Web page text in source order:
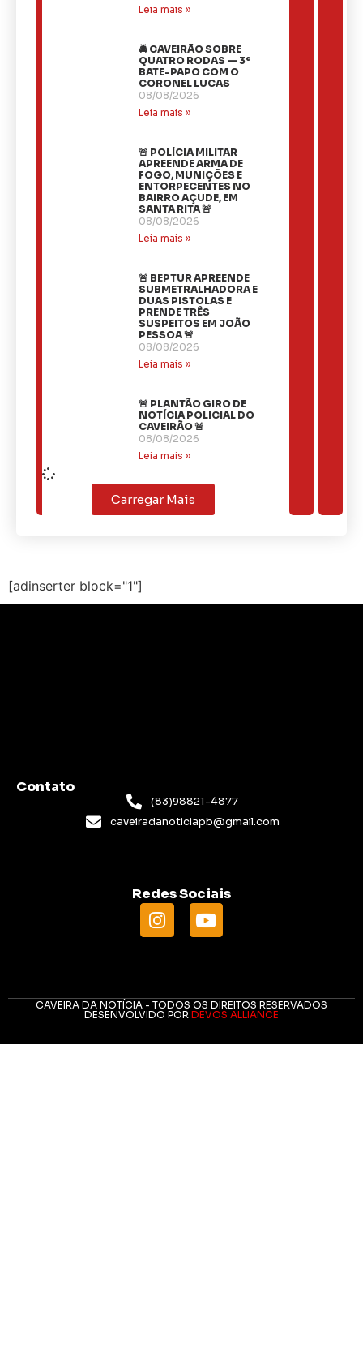
Leia mais »
🚔 CAVEIRÃO SOBRE
QUATRO RODAS — 3º
BATE-PAPO COM O
CORONEL LUCAS
08/08/2026
Leia mais »
🚨 POLÍCIA MILITAR
APREENDE ARMA DE
FOGO, MUNIÇÕES E
ENTORPECENTES NO
BAIRRO AÇUDE, EM
SANTA RITA 🚨
08/08/2026
Leia mais »
🚨 BEPTUR APREENDE
SUBMETRALHADORA E
DUAS PISTOLAS E
PRENDE TRÊS
SUSPEITOS EM JOÃO
PESSOA 🚨
08/08/2026
Leia mais »
🚨 PLANTÃO GIRO DE
NOTÍCIA POLICIAL DO
CAVEIRÃO 🚨
08/08/2026
Leia mais »
Carregar Mais
[adinserter block="1"]
Contato
(83)98821-4877
caveiradanoticiapb@gmail.com
Redes Sociais
CAVEIRA DA NOTÍCIA - TODOS OS DIREITOS RESERVADOS
DESENVOLVIDO POR DEVOS ALLIANCE